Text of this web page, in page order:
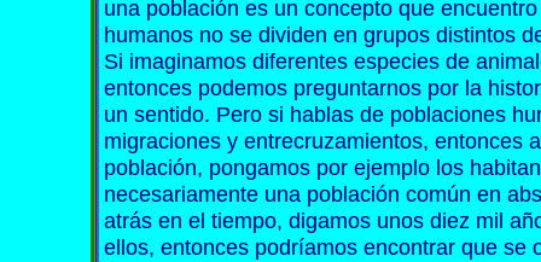
una población es un concepto que
humanos no se dividen en grupos distintos
Si imaginamos diferentes especies de
entonces podemos preguntarnos por la
un sentido. Pero si hablas de poblaciones
migraciones y entrecruzamientos, entonces
población, pongamos por ejemplo los
necesariamente una población común en
atrás en el tiempo, digamos unos diez mil
ellos, entonces podríamos encontrar que se